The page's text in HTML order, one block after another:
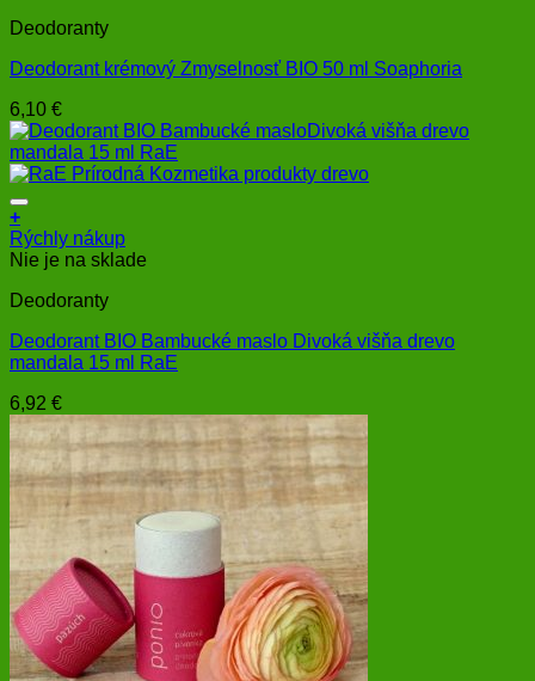
Deodoranty
Deodorant krémový Zmyselnosť BIO 50 ml Soaphoria
6,10 €
+
Rýchly nákup
Nie je na sklade
Deodoranty
Deodorant BIO Bambucké maslo Divoká višňa drevo
mandala 15 ml RaE
6,92 €